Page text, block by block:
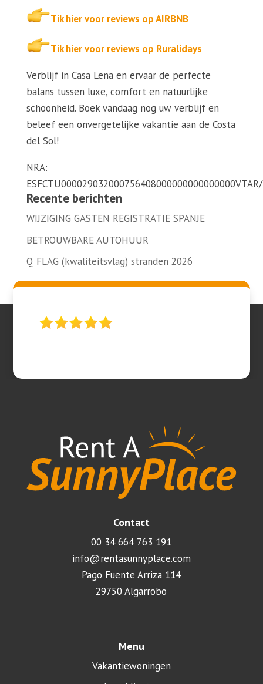
Tik hier voor reviews op AIRBNB
Tik hier voor reviews op Ruralidays
Verblijf in Casa Lena en ervaar de perfecte
balans tussen luxe, comfort en natuurlijke
schoonheid. Boek vandaag nog uw verblijf en
beleef een onvergetelijke vakantie aan de Costa
del Sol!
NRA:
Recente berichten
WIJZIGING GASTEN REGISTRATIE SPANJE
BETROUWBARE AUTOHUUR
Q FLAG (kwaliteitsvlag) stranden 2026
Contact
00 34 664 763 191
info@rentasunnyplace.com
Pago Fuente Arriza 114
29750 Algarrobo
Menu
Vakantiewoningen